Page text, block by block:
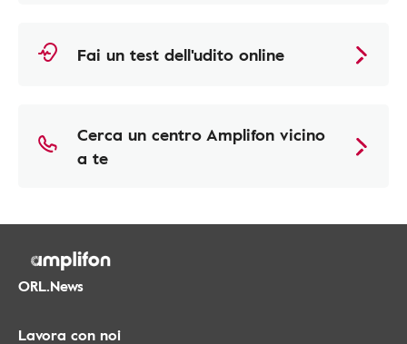
Fai un test dell'udito online
Cerca un centro Amplifon vicino
a te
ORL.News
Lavora con noi